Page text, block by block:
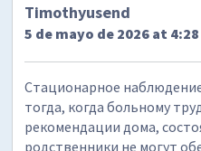
Timothyusend
5 de mayo de 2026 at 4:28
Стационарное
тогда, когда больному
рекомендации дома,
родственники не могут